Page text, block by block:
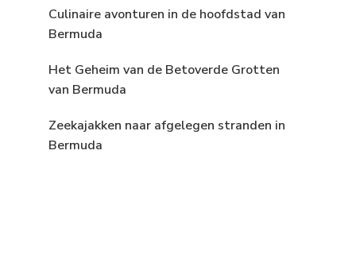
Culinaire avonturen in de hoofdstad van
Bermuda
Het Geheim van de Betoverde Grotten
van Bermuda
Zeekajakken naar afgelegen stranden in
Bermuda